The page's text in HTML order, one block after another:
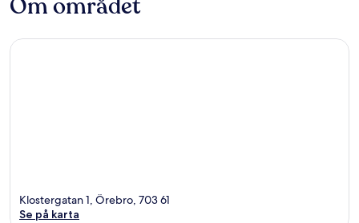
Klostergatan 1, Örebro, 703 61
Se på karta